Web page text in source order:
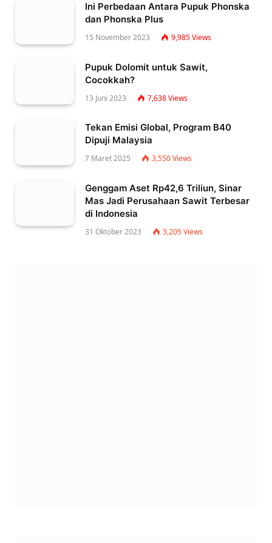
Ini Perbedaan Antara Pupuk Phonska
dan Phonska Plus
15 November 2023 9,985Views
Pupuk Dolomit untuk Sawit,
Cocokkah?
13 Juni 2023 7,638Views
Tekan Emisi Global, Program B40
Dipuji Malaysia
7 Maret 2025 3,550Views
Genggam Aset Rp42,6 Triliun, Sinar
Mas Jadi Perusahaan Sawit Terbesar
di Indonesia
31 Oktober 2023 3,205Views